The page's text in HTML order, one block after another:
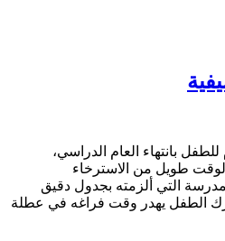
بانتهاء العام الدراسي،
طويل من الاسترخاء
التي ألزمته بجدول دقيق
الطفل يهدر وقت فراغه في عطلة